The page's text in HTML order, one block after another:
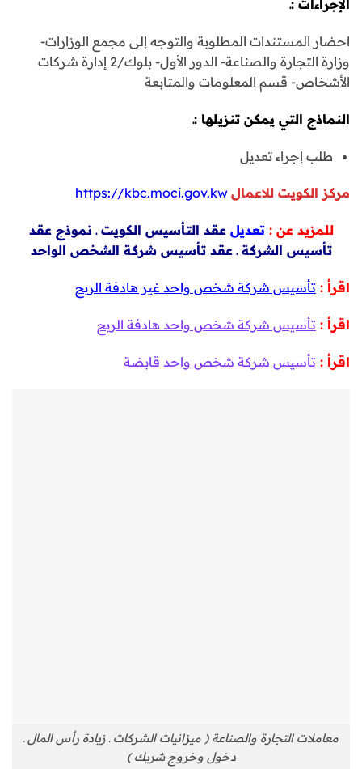
الإجراءات :ـ
احضار المستندات المطلوبة والتوجه إلى مجمع الوزارات-
وزارة التجارة والصناعة- الدور الأول- بلوك/2 إدارة شركات
الأشخاص- قسم المعلومات والمتابعة
النماذج التي يمكن تنزيلها :ـ
طلب إجراء تعديل
مركز الكويت للاعمال https://kbc.moci.gov.kw
للمزيد عن : تعديل عقد التأسيس الكويت ـ نموذج عقد
تأسيس الشركة ـ عقد تأسيس شركة الشخص الواحد
اقرأ : تأسيس شركة شخص واحد غير هادفة الربح
اقرأ : تأسيس شركة شخص واحد هادفة الربح
اقرأ : تأسيس شركة شخص واحد قابضة
معاملات التجارة والصناعة ( ميزانيات الشركات ـ زيادة رأس المال ـ
دخول وخروج شريك )